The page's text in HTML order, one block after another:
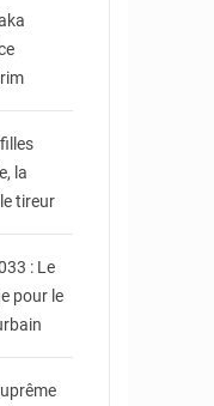
la
tireur
: Le
pour le